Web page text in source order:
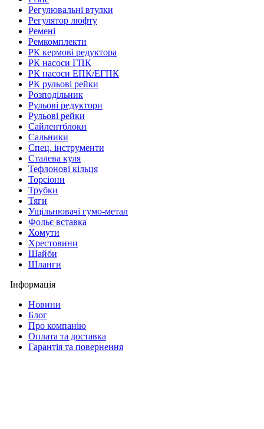
Регулювальні втулки
Регулятор люфту
Ремені
Ремкомплекти
РК кермові редуктора
РК насоси ГПК
РК насоси ЕПК/ЕГПК
РК рульові рейки
Розподільник
Рульові редуктори
Рульові рейки
Сайлентблоки
Сальники
Спец. інструменти
Сталева куля
Тефлонові кільця
Торсіони
Трубки
Тяги
Ущільнювачі гумо-метал
Фольє вставка
Хомути
Хрестовини
Шайби
Шланги
Інформація
Новини
Блог
Про компанію
Оплата та доставка
Гарантія та повернення